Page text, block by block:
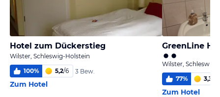
Hotel zum Dückerstieg
Wilster, Schleswig-Holstein
100% 5,2/6 3 Bew.
Zum Hotel
GreenLine
Wilster, Schleswig-
77% 3,3
Zum Hotel